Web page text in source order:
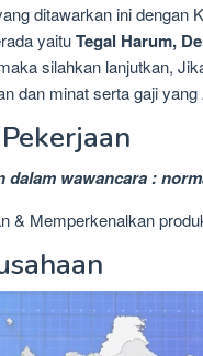
ditawarkan ini dengan
yaituTegal Harum,
silahkan lanjutkan,
dan minat serta gaji yang
dalam wawancara :
& Memperkenalkan